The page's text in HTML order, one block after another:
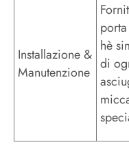
Installazione &
Manutenzione
hè
di